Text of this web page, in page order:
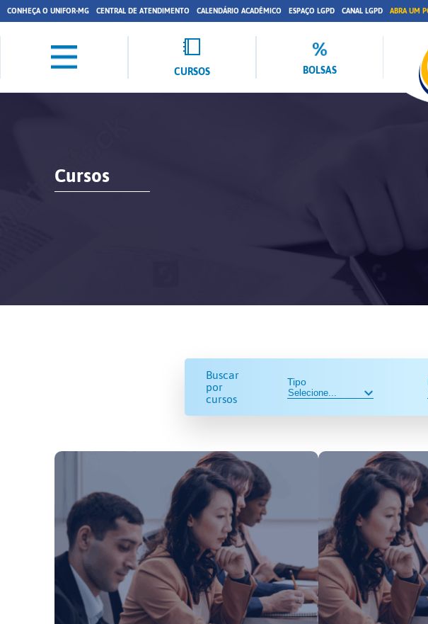
CONHEÇA O UNIFOR-MG CENTRAL DE ATENDIMENTO CALENDÁRIO ACADÊMICO ESPAÇO LGPD CANAL LGPD ABRA UM
CURSOS BOLSAS
Cursos
Buscar
por
cursos
Tipo